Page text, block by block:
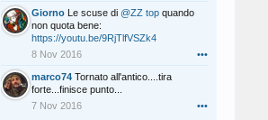
Giorno Le scuse di @ZZ top quando
non quota bene:
https://youtu.be/9RjTlfVSZk4
8 Nov 2016
•••
marco74 Tornato all'antico....tira
forte...finisce punto...
7 Nov 2016
•••